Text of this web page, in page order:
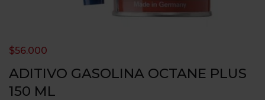
ADITIVO GASOLINA OCTANE PLUS
150 ML
$56.000